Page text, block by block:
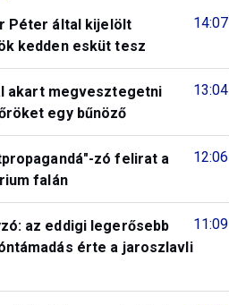
14:07
Péter által kijelölt
kedden esküt tesz
13:04
akart megvesztegetni
egy bűnöző
12:06
zó felirat a
falán
11:09
az eddigi legerősebb
érte a jaroszlavli